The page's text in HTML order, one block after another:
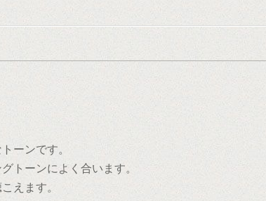
ーンです。
トーンによく合います。
えます。